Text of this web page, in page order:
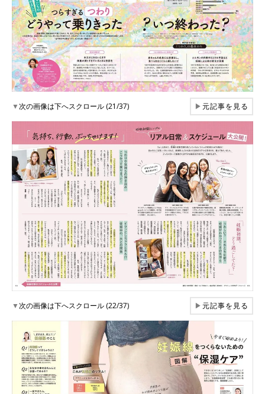
▼次の画像は下へスクロール (21/37) ▶元記事を見る
▼次の画像は下へスクロール (22/37) ▶元記事を見る